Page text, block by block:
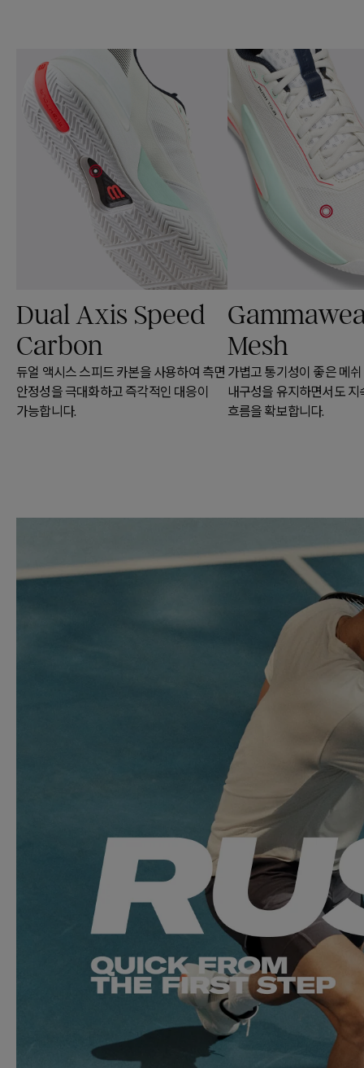
Dual Axis Speed
Carbon
듀얼 액시스 스피드 카본을 사용하여 측면
안정성을 극대화하고 즉각적인 대응이
가능합니다.
Mesh
가볍고 통기성이 좋은 메
내구성을 유지하면서도 지
흐름을 확보합니다.